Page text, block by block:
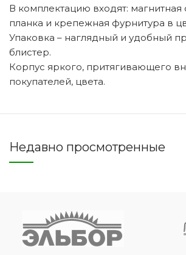
В комплектацию входят: магнитная
планка и крепежная фурнитура в
Упаковка – наглядный и удобный
блистер.
Корпус яркого, притягивающего
покупателей, цвета.
Недавно просмотренные